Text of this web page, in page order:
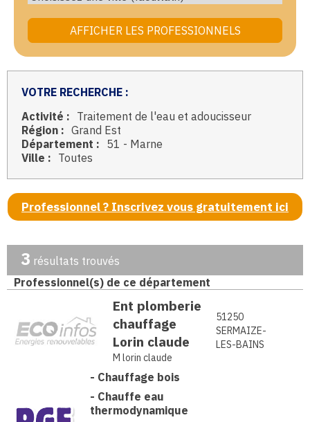
VOTRE RECHERCHE :
Activité : Traitement de l'eau et adoucisseur
Région : Grand Est
Département : 51 - Marne
Ville : Toutes
Professionnel ? Inscrivez vous gratuitement ici
3 résultats trouvés
Professionnel(s) de ce département
Ent plomberie
chauffage
Lorin claude
M lorin claude
51250
SERMAIZE-
LES-BAINS
- Chauffage bois
- Chauffe eau
thermodynamique